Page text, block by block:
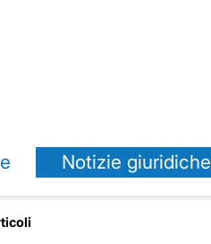
Notizie giuridiche